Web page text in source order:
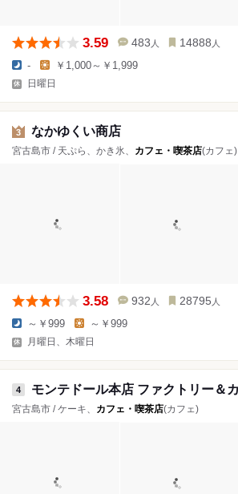
3.59 483 人 14888 人
- ￥1,000～￥1,999
日曜日
3 なかゆくい商店
宮古島市 / 天ぷら、かき氷、 カフェ・喫茶店(カフェ)
3.58 932 人 28795 人
～￥999 ～￥999
月曜日、木曜日
4 モンテドール本店 ファクトリー＆
宮古島市 / ケーキ、 カフェ・喫茶店(カフェ)